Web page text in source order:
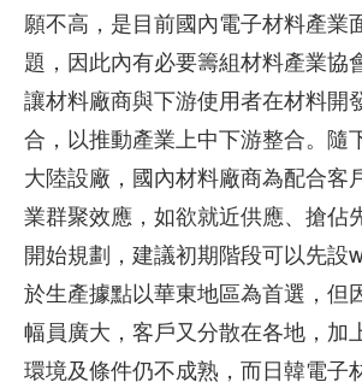
願不高，是目前國內電子材料產業
題，因此內有必要籌組材料產業協
讓材料廠商與下游使用者在材料開
合，以推動產業上中下游整合。隨
大陸設廠，國內材料廠商為配合客
業群聚效應，如欲就近供應、搶佔
開始規劃，建議初期階段可以先設
於生產據點以華東地區為首選，但
幅員廣大，客戶又分散在各地，加
環境及條件仍不成熟，而日韓電子